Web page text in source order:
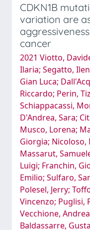
CDKN1B
variation are
cancer
2021 Viotto,
Ilaria; Segatto,
Gian Luca;
Riccardo; Perin,
Schiappacassi,
D'Andrea, Sara;
Musco, Lorena;
Giorgia; Nicoloso,
Massarut,
Luigi; Franchin,
Emilio; Sulfaro,
Polesel, Jerry;
Vincenzo; Puglisi,
Vecchione,
Baldassarre,